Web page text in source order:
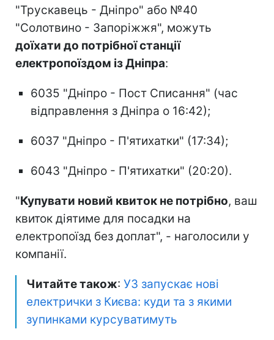
"Трускавець - Дніпро" або №40
"Солотвино - Запоріжжя", можуть
доїхати до потрібної станції
електропоїздом із Дніпра:
⁠6035 "Дніпро - Пост Списання" (час
відправлення з Дніпра о 16:42);
⁠6037 "Дніпро - П'ятихатки" (17:34);
⁠6043 "Дніпро - П'ятихатки" (20:20).
"Купувати новий квиток не потрібно, ваш
квиток діятиме для посадки на
електропоїзд без доплат", - наголосили у
компанії.
Читайте також: УЗ запускає нові
електрички з Києва: куди та з якими
зупинками курсуватимуть